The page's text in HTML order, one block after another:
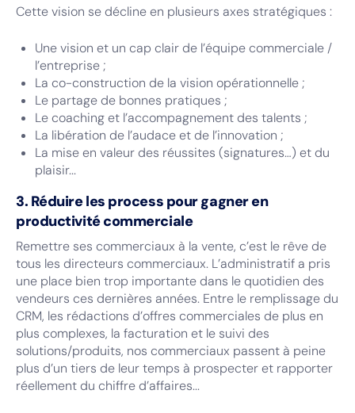
Cette vision se décline en plusieurs axes stratégiques :
Une vision et un cap clair de l’équipe commerciale /
l’entreprise ;
La co-construction de la vision opérationnelle ;
Le partage de bonnes pratiques ;
Le coaching et l’accompagnement des talents ;
La libération de l’audace et de l’innovation ;
La mise en valeur des réussites (signatures…) et du
plaisir...
3. Réduire les process pour gagner en
productivité commerciale
Remettre ses commerciaux à la vente, c’est le rêve de
tous les directeurs commerciaux. L’administratif a pris
une place bien trop importante dans le quotidien des
vendeurs ces dernières années. Entre le remplissage du
CRM, les rédactions d’offres commerciales de plus en
plus complexes, la facturation et le suivi des
solutions/produits, nos commerciaux passent à peine
plus d’un tiers de leur temps à prospecter et rapporter
réellement du chiffre d’affaires...